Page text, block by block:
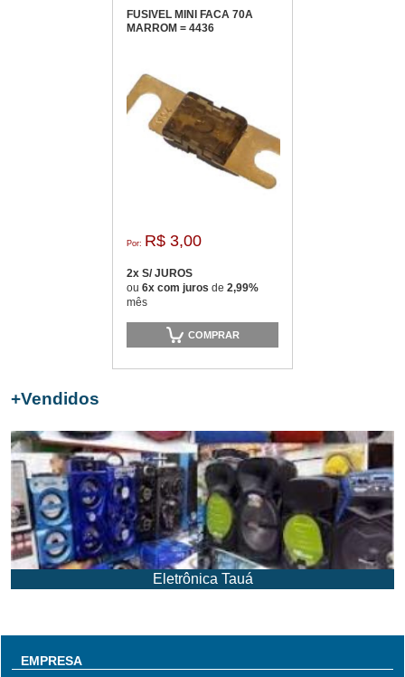
FUSIVEL MINI FACA 70A
MARROM = 4436
Por: R$ 3,00
2x S/ JUROS
ou 6x com juros de 2,99%
mês
COMPRAR
+Vendidos
Eletrônica Tauá
EMPRESA